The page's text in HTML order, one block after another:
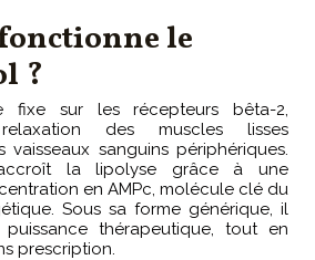
le
?
fixe sur les récepteurs bêta-2,
des muscles lisses
sanguins périphériques.
la lipolyse grâce à une
en AMPc, molécule clé du
Sous sa forme générique, il
thérapeutique, tout en
prescription.